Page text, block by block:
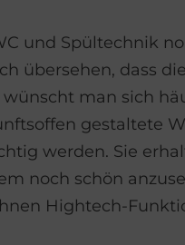
und Spültechnik
übersehen, dass
man sich
gestaltete
werden. Sie
noch schön
Hightech-